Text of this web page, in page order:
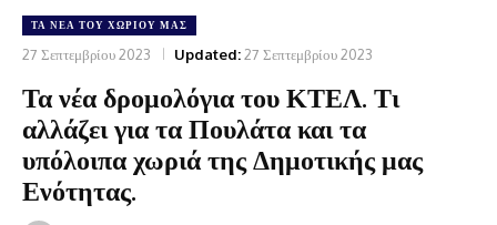
ΤΑ ΝΈΑ ΤΟΥ ΧΩΡΙΟΎ ΜΑΣ
27 Σεπτεμβρίου 2023 Updated:27 Σεπτεμβρίου 2023
Τα νέα δρομολόγια του ΚΤΕΛ. Τι
αλλάζει για τα Πουλάτα και τα
υπόλοιπα χωριά της Δημοτικής μας
Ενότητας.